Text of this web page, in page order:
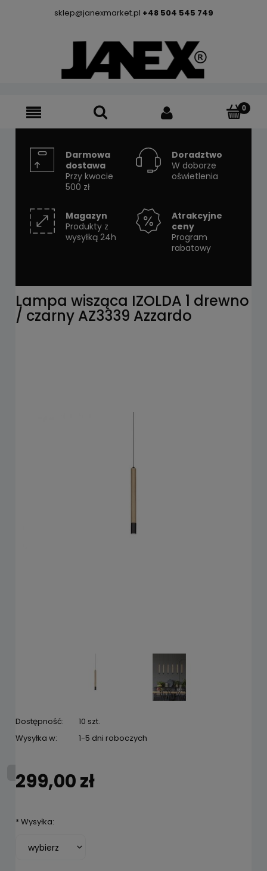
sklep@janexmarket.pl +48 504 545 749
Darmowa
dostawa
Przy kwocie
500 zł
Doradztwo
W doborze
oświetlenia
Magazyn
Produkty z
wysyłką 24h
Atrakcyjne
ceny
Program
rabatowy
Lampa wisząca IZOLDA 1 drewno
/ czarny AZ3339 Azzardo
Dostępność:
10 szt.
Wysyłka w:
1-5 dni roboczych
299,00 zł
*Wysyłka: